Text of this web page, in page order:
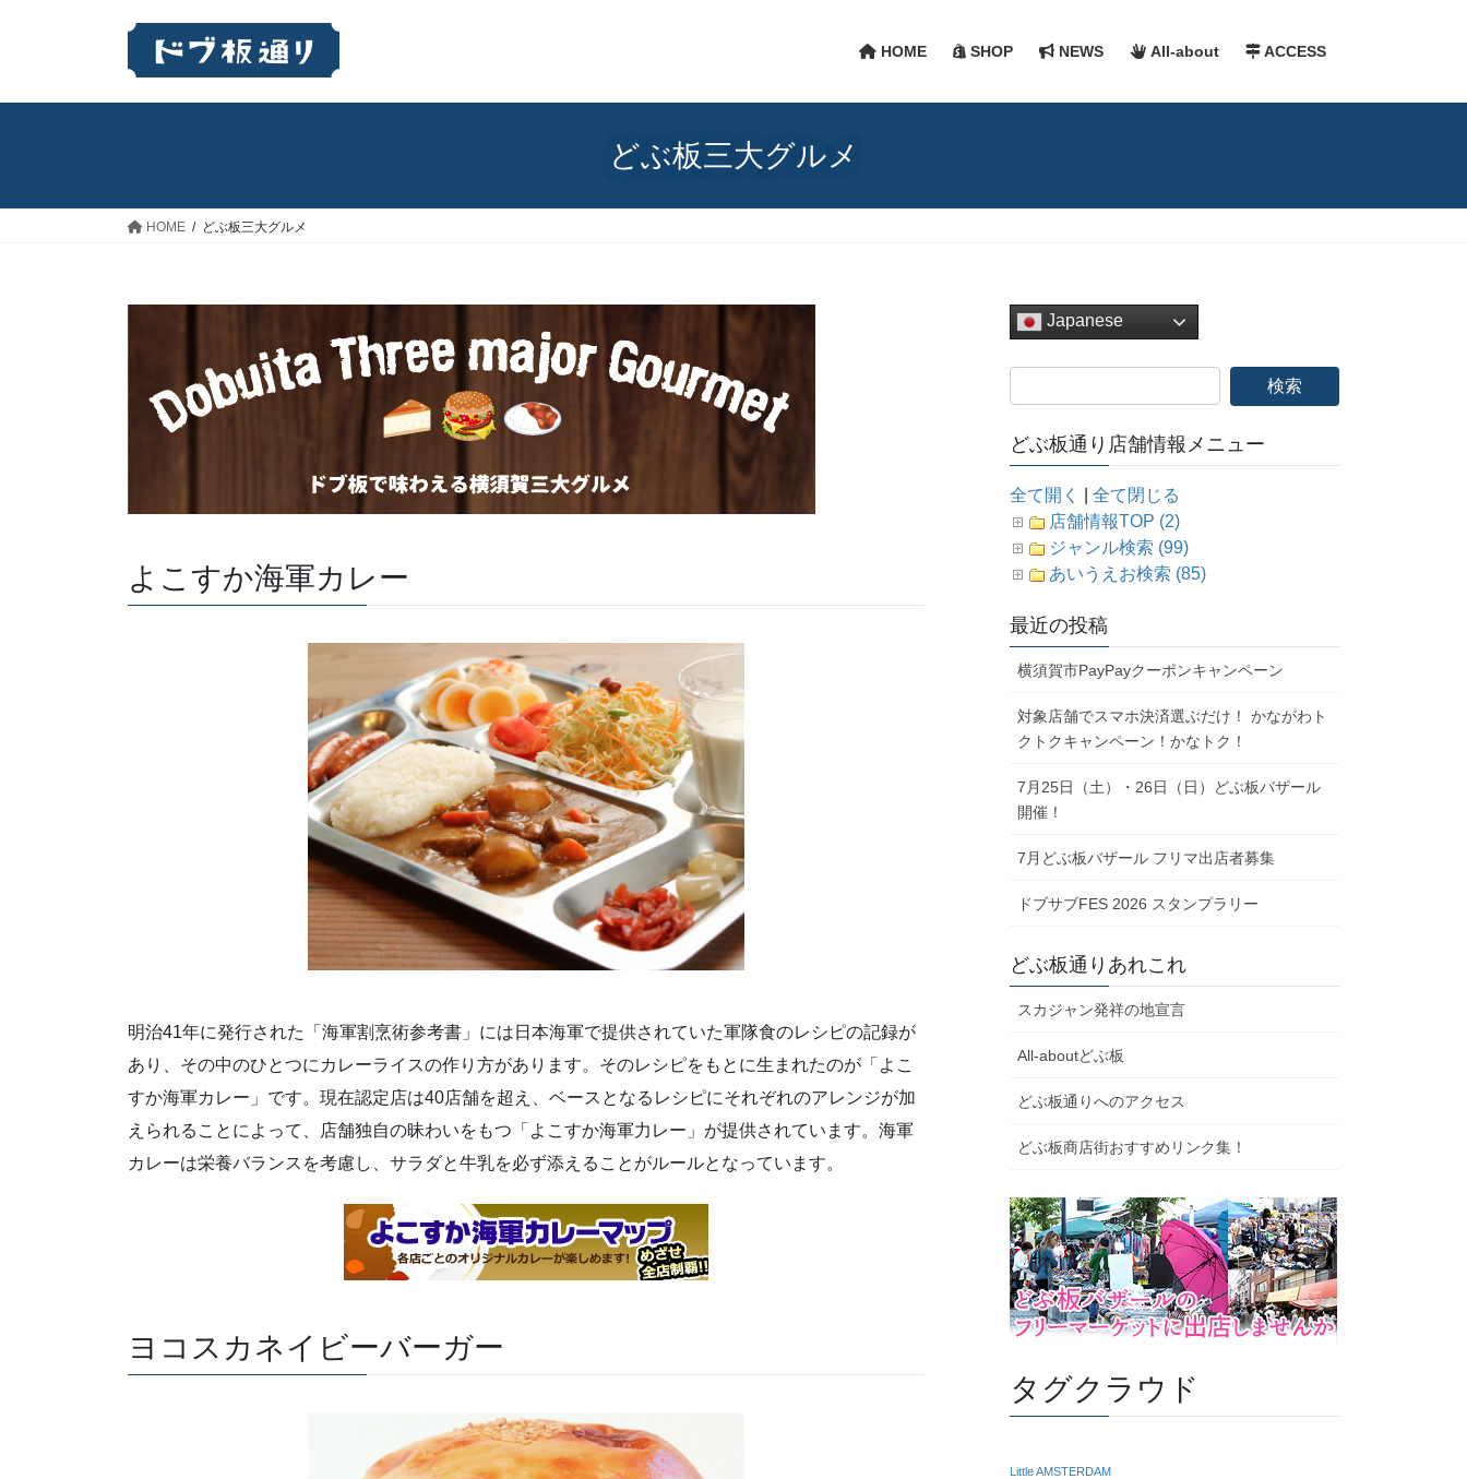
HOME SHOP NEWS All-about ACCESS
どぶ板三大グルメ
HOME どぶ板三大グルメ
よこすか海軍カレー
明治41年に発行された「海軍割烹術参考書」には日本海軍で提供されていた軍隊食のレシピの記録が
あり、その中のひとつにカレーライスの作り方があります。そのレシピをもとに生まれたのが「よこ
すか海軍カレー」です。現在認定店は40店舗を超え、ベースとなるレシピにそれぞれのアレンジが加
えられることによって、店舗独自の昧わいをもつ「よこすか海軍力レー」が提供されています。海軍
カレーは栄養バランスを考慮し、サラダと牛乳を必ず添えることがルールとなっています。
ヨコスカネイビーバーガー
Japanese
どぶ板通り店舗情報メニュー
全て開く |全て閉じる
店舗情報TOP (2)
ジャンル検索 (99)
あいうえお検索 (85)
最近の投稿
横須賀市PayPayクーポンキャンペーン
対象店舗でスマホ決済選ぶだけ！ かながわト
クトクキャンペーン！かなトク！
7月25日（土）・26日（日）どぶ板バザール
開催！
7月どぶ板バザール フリマ出店者募集
ドブサブFES 2026 スタンプラリー
どぶ板通りあれこれ
スカジャン発祥の地宣言
All-aboutどぶ板
どぶ板通りへのアクセス
どぶ板商店街おすすめリンク集！
タグクラウド
Little AMSTERDAM